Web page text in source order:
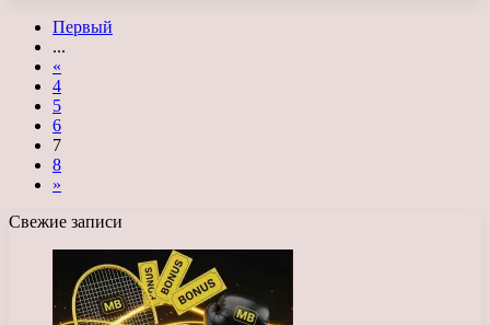
Первый
...
«
4
5
6
7
8
»
Свежие записи